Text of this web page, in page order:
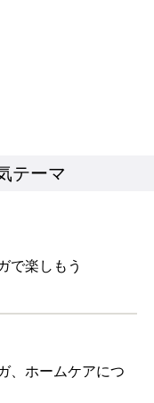
テーマ
で楽しもう
、ホームケアにつ